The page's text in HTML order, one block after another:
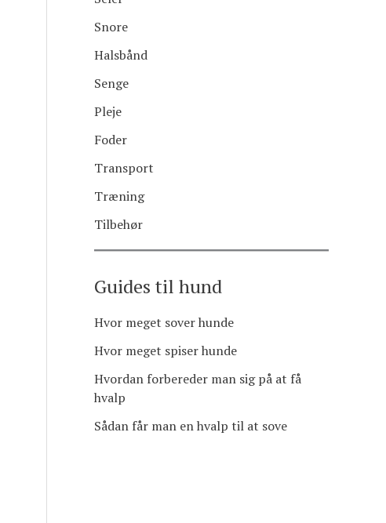
Snore
Halsbånd
Senge
Pleje
Foder
Transport
Træning
Tilbehør
Guides til hund
Hvor meget sover hunde
Hvor meget spiser hunde
Hvordan forbereder man sig på at få
hvalp
Sådan får man en hvalp til at sove